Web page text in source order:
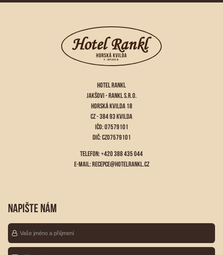
HOTEL RANKL
JAKŠOVI - RANKL S.R.O.
HORSKÁ KVILDA 18
CZ - 384 93 KVILDA
IČO: 07579101
DIČ: CZ07579101
TELEFON: +420 388 435 044
E-MAIL:RECEPCE@HOTELRANKL.CZ
NAPIŠTE NÁM